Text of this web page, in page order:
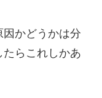
かどうかは分
らこれしかあ